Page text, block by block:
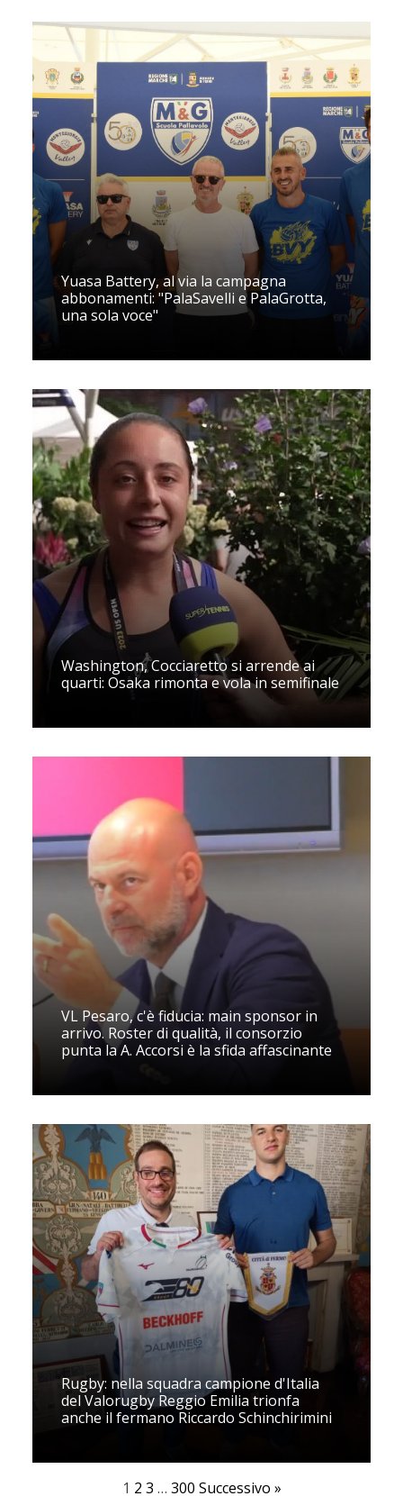
Yuasa Battery, al via la campagna
abbonamenti: "PalaSavelli e PalaGrotta,
una sola voce"
Washington, Cocciaretto si arrende ai
quarti: Osaka rimonta e vola in semifinale
VL Pesaro, c'è fiducia: main sponsor in
arrivo. Roster di qualità, il consorzio
punta la A. Accorsi è la sfida affascinante
Rugby: nella squadra campione d'Italia
del Valorugby Reggio Emilia trionfa
anche il fermano Riccardo Schinchirimini
1 2 3 … 300 Successivo »